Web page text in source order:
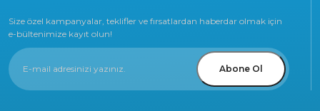
Size özel kampanyalar, teklifler ve fırsatlardan haberdar olmak için
e-bültenimize kayıt olun!
Abone Ol